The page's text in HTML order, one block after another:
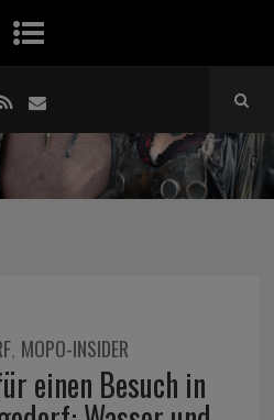
, MOPO-INSIDER
einen Besuch in